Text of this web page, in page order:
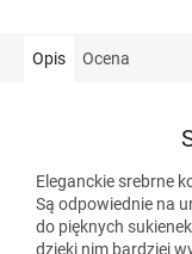
Opis Ocena
Eleganckie srebrne
Są odpowiednie na
do pięknych
dzieki nim bardziej